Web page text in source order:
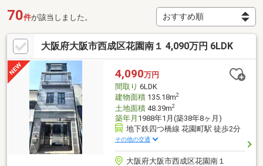
70件が該当しました。
大阪府大阪市西成区花園南１ 4,090万円 6LDK
4,090万円
間取り 6LDK
建物面積135.18m2
土地面積48.39m2
築年月 1988年1月(築38年8ヶ月)
地下鉄四つ橋線 花園町駅 徒歩2分
その他の交通
大阪府大阪市西成区花園南１